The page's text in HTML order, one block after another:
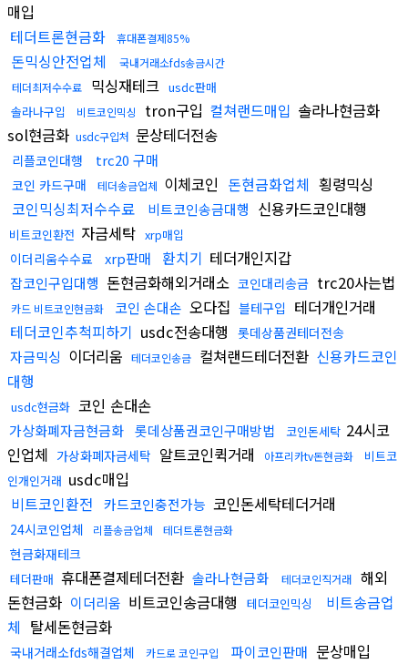
매입
테더트론현금화
휴대폰결제85%
돈믹싱안전업체
국내거래소fds송금시간
테더최저수수료
믹싱재테크 usdc판매
솔라나구입
비트코인믹싱 tron구입 컬쳐랜드매입 솔라나현금화
sol현금화 usdc구입처 문상테더전송
리플코인대행 trc20 구매
코인 카드구매 테더송금업체 이체코인 돈현금화업체 횡령믹싱
코인믹싱최저수수료
비트코인송금대행 신용카드코인대행
비트코인환전 자금세탁 xrp매입
이더리움수수료 xrp판매 환치기 테더개인지갑
잡코인구입대행 돈현금화해외거래소 코인대리송금 trc20사는법
카드 비트코인현금화 코인 손대손 오다집 블테구입 테더개인거래
테더코인추척피하기 usdc전송대행 롯데상품권테더전송
자금믹싱 이더리움 테더코인송금 컬쳐랜드테더전환 신용카드코인
대행
usdc현금화 코인 손대손
가상화폐자금현금화 롯데상품권코인구매방법 코인돈세탁 24시코
인업체 가상화폐자금세탁 알트코인퀵거래 아프리카tv돈현금화
비트코
인개인거래 usdc매입
비트코인환전
카드코인충전가능 코인돈세탁테더거래
24시코인업체 리플송금업체 테더트론현금화
현금화재테크
테더판매 휴대폰결제테더전환 솔라나현금화 테더코인직거래 해외
돈현금화 이더리움 비트코인송금대행 테더코인믹싱
비트송금업
체 탈세돈현금화
국내거래소fds해결업체 카드로 코인구입 파이코인판매 문상매입